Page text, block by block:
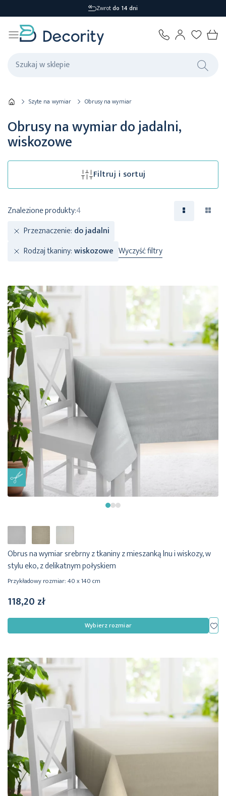
Wysyłka 1-2 dni
Szyte na wymiar Obrusy na wymiar
Obrusy na wymiar do jadalni,
wiskozowe
Filtruj i sortuj
Znalezione produkty:4
Przeznaczenie do jadalni
Rodzaj tkaniny wiskozowe Wyczyść filtry
Obrus na wymiar srebrny z tkaniny z mieszanką lnu i wiskozy, w
stylu eko, z delikatnym połyskiem
Przykładowy rozmiar: 40 x 140 cm
118,20 zł
Wybierz rozmiar